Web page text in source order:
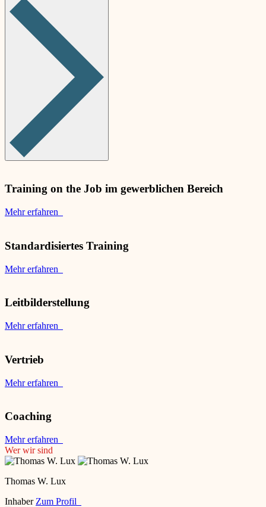
Training on the Job im gewerblichen Bereich
Mehr erfahren
Standardisiertes Training
Mehr erfahren
Leitbilderstellung
Mehr erfahren
Vertrieb
Mehr erfahren
Coaching
Mehr erfahren
Wer wir sind
Thomas W. Lux
Inhaber Zum Profil